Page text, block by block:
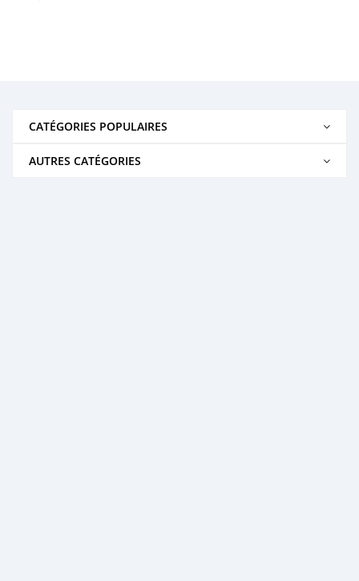
CATÉGORIES POPULAIRES
AUTRES CATÉGORIES